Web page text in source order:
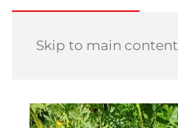
Skip to main content